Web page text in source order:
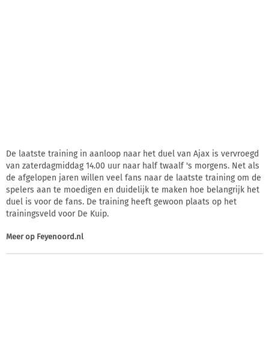
De laatste training in aanloop naar het duel van Ajax is vervroegd
van zaterdagmiddag 14.00 uur naar half twaalf 's morgens. Net als
de afgelopen jaren willen veel fans naar de laatste training om de
spelers aan te moedigen en duidelijk te maken hoe belangrijk het
duel is voor de fans. De training heeft gewoon plaats op het
trainingsveld voor De Kuip.
Meer op Feyenoord.nl